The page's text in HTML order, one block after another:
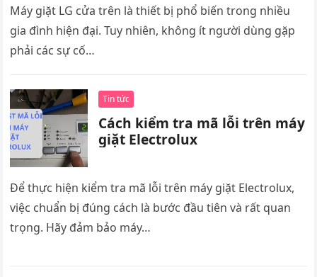
Máy giặt LG cửa trên là thiết bị phổ biến trong nhiều
gia đình hiện đại. Tuy nhiên, không ít người dùng gặp
phải các sự cố…
Tin tức
Cách kiểm tra mã lỗi trên máy
giặt Electrolux
Để thực hiện kiểm tra mã lỗi trên máy giặt Electrolux,
việc chuẩn bị đúng cách là bước đầu tiên và rất quan
trọng. Hãy đảm bảo máy…